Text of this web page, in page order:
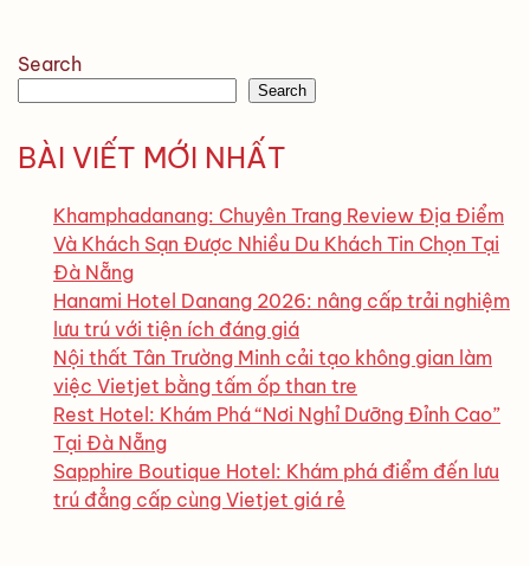
Search
Search
BÀI VIẾT MỚI NHẤT
Khamphadanang: Chuyên Trang Review Địa Điểm
Và Khách Sạn Được Nhiều Du Khách Tin Chọn Tại
Đà Nẵng
Hanami Hotel Danang 2026: nâng cấp trải nghiệm
lưu trú với tiện ích đáng giá
Nội thất Tân Trường Minh cải tạo không gian làm
việc Vietjet bằng tấm ốp than tre
Rest Hotel: Khám Phá “Nơi Nghỉ Dưỡng Đỉnh Cao”
Tại Đà Nẵng
Sapphire Boutique Hotel: Khám phá điểm đến lưu
trú đẳng cấp cùng Vietjet giá rẻ